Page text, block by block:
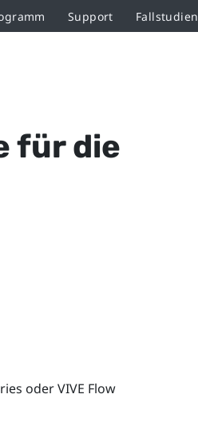
Support Fallstudien
für die
oder VIVE Flow